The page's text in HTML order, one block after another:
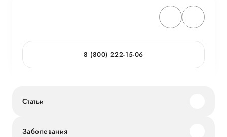
8 (800) 222-15-06
Статьи
Заболевания